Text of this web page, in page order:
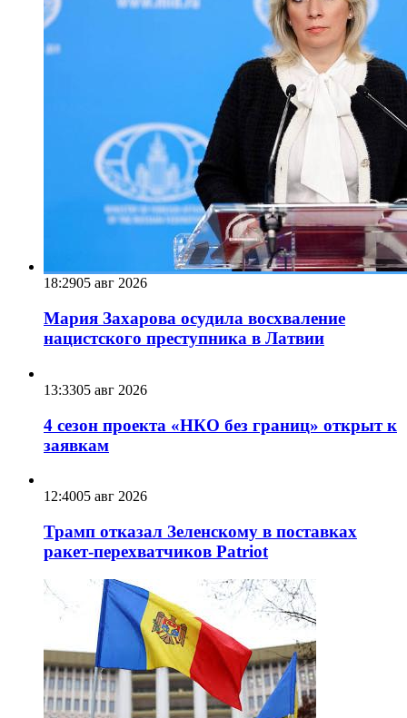
18:2905 авг 2026
Мария Захарова осудила восхваление
нацистского преступника в Латвии
13:3305 авг 2026
4 сезон проекта «НКО без границ» открыт к
заявкам
12:4005 авг 2026
Трамп отказал Зеленскому в поставках
ракет-перехватчиков Patriot